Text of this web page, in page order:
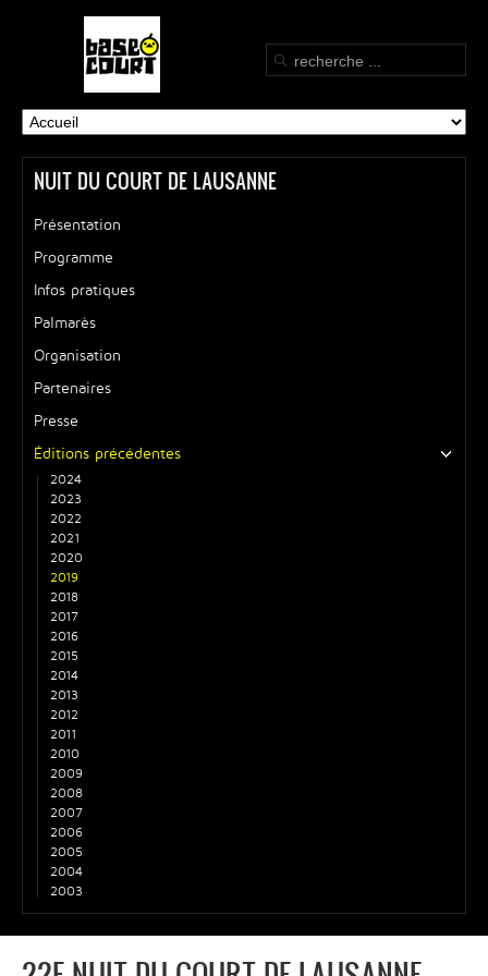
NUIT DU COURT DE LAUSANNE
Présentation
Programme
Infos pratiques
Palmarès
Organisation
Partenaires
Presse
Éditions précédentes
2024
2023
2022
2021
2020
2019
2018
2017
2016
2015
2014
2013
2012
2011
2010
2009
2008
2007
2006
2005
2004
2003